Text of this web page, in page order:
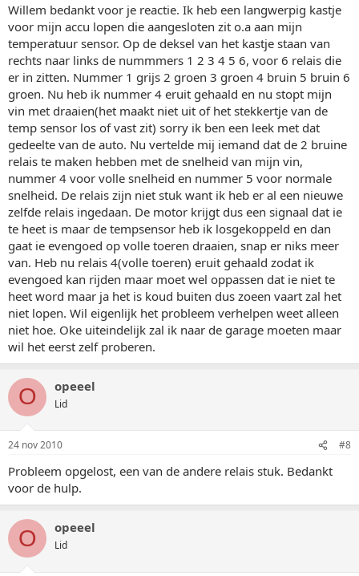
Willem bedankt voor je reactie. Ik heb een langwerpig kastje
voor mijn accu lopen die aangesloten zit o.a aan mijn
temperatuur sensor. Op de deksel van het kastje staan van
rechts naar links de nummmers 1 2 3 4 5 6, voor 6 relais die
er in zitten. Nummer 1 grijs 2 groen 3 groen 4 bruin 5 bruin 6
groen. Nu heb ik nummer 4 eruit gehaald en nu stopt mijn
vin met draaien(het maakt niet uit of het stekkertje van de
temp sensor los of vast zit) sorry ik ben een leek met dat
gedeelte van de auto. Nu vertelde mij iemand dat de 2 bruine
relais te maken hebben met de snelheid van mijn vin,
nummer 4 voor volle snelheid en nummer 5 voor normale
snelheid. De relais zijn niet stuk want ik heb er al een nieuwe
zelfde relais ingedaan. De motor krijgt dus een signaal dat ie
te heet is maar de tempsensor heb ik losgekoppeld en dan
gaat ie evengoed op volle toeren draaien, snap er niks meer
van. Heb nu relais 4(volle toeren) eruit gehaald zodat ik
evengoed kan rijden maar moet wel oppassen dat ie niet te
heet word maar ja het is koud buiten dus zoeen vaart zal het
niet lopen. Wil eigenlijk het probleem verhelpen weet alleen
niet hoe. Oke uiteindelijk zal ik naar de garage moeten maar
wil het eerst zelf proberen.
O opeeel
Lid
24 nov 2010 #8
Probleem opgelost, een van de andere relais stuk. Bedankt
voor de hulp.
O opeeel
Lid